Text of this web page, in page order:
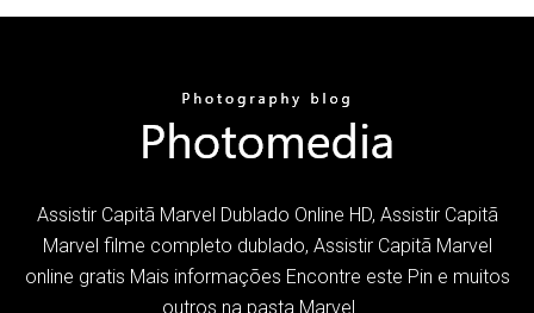
Assistir Capitã Marvel Dublado Online HD, Assistir Capitã
Marvel filme completo dublado, Assistir Capitã Marvel
online gratis Mais informações Encontre este Pin e muitos
outros na pasta Marvel …